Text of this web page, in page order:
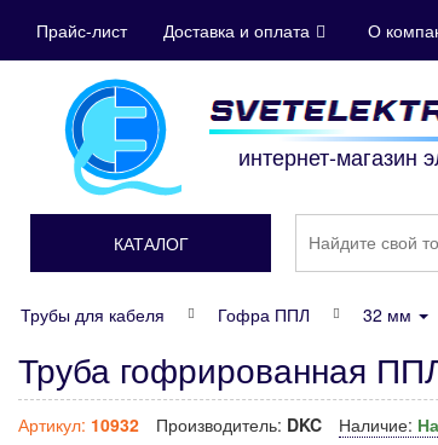
Прайс-лист Доставка и оплата О
интернет-магазин
КАТАЛОГ
Трубы для кабеля Гофра ППЛ 32 мм
Труба гофрированная
Артикул: 10932 Производитель: DKC Наличие: